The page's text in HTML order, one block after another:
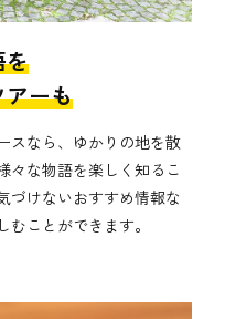
を
アーも
スなら、ゆかりの地を散
々な物語を楽しく知るこ
づけないおすすめ情報な
むことができます。